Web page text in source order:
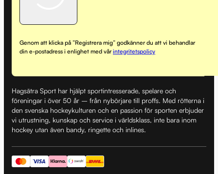
Genom att klicka på ”Registrera mig” godkänner du att vi behandlar
din e-postadress i enlighet med vårintegritetspolicy
Hagsätra Sport har hjälpt sportintresserade, spelare och
föreningar i över 50 år – från nybörjare till proffs. Med rötterna i
den svenska hockeykulturen och en passion för sporten erbjuder
vi utrustning, kunskap och service i världsklass, inte bara inom
hockey utan även bandy, ringette och inlines.